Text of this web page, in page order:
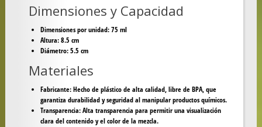
Dimensiones y Capacidad
Dimensiones por unidad:75 ml
Altura:8.5 cm
Diámetro:5.5 cm
Materiales
Fabricante:Hecho de plástico de alta calidad, libre de BPA, que
garantiza durabilidad y seguridad al manipular productos químicos.
Transparencia:Alta transparencia para permitir una visualización
clara del contenido y el color de la mezcla.